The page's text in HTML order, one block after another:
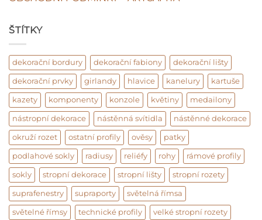
ŠTÍTKY
dekorační bordury dekorační fabiony dekorační lišty
dekorační prvky girlandy hlavice kanelury kartuše
kazety komponenty konzole květiny medailony
nástropní dekorace nástěnná svítidla nástěnné dekorace
okruží rozet ostatní profily ověsy patky
podlahové sokly radiusy reliéfy rohy rámové profily
sokly stropní dekorace stropní lišty stropní rozety
suprafenestry supraporty světelná římsa
světelné římsy technické profily velké stropní rozety